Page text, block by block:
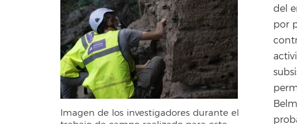
Imagen de los investigadores durante el
del
por